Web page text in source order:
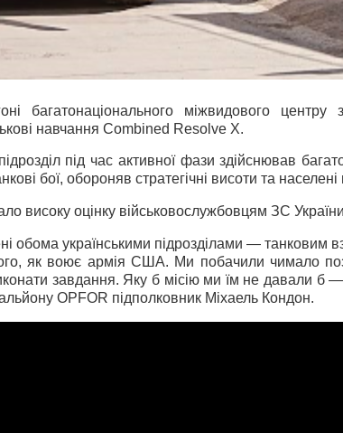
багатонаціонального міжвидового
навчання Combined Resolve X.
під час активної фази здійснював
бої, обороняв стратегічні висоти та
високу оцінку військовослужбовцям ЗС
українськими підрозділами — танковим
того, як воює армія США. Ми побачили чимало
завдання. Яку б місію ми їм не давали
OPFOR підполковник Міхаель Кондон.